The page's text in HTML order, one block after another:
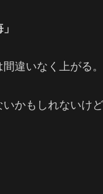
違いなく上がる。
かもしれないけ